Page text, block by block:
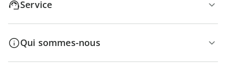
Service
Qui sommes-nous